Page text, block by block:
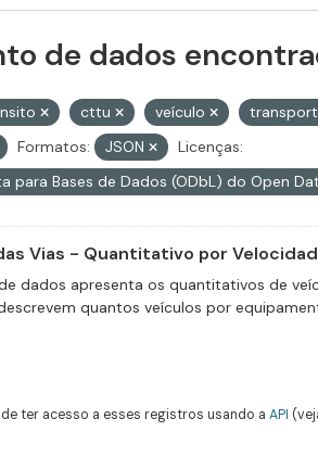
de dados
cttu veículo
Formatos: JSON
Licenças:
para Bases de Dados (ODbL) do Open
Vias - Quantitativo por
dados apresenta os quantitativos de
quantos veículos por
ter acesso a esses registros usando a API